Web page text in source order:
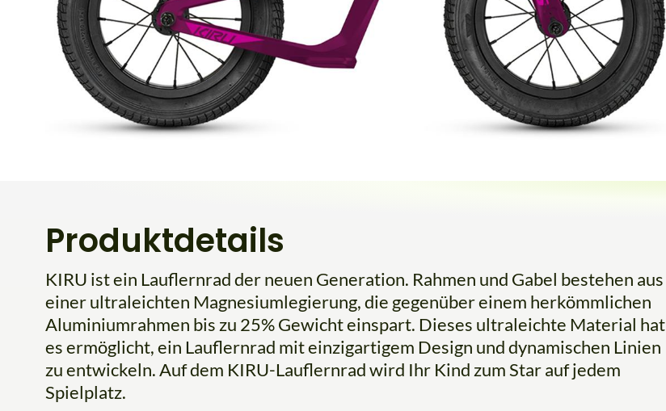
Produktdetails
KIRU ist ein Lauflernrad der neuen Generation. Rahmen und Gabel bestehen aus
einer ultraleichten Magnesiumlegierung, die gegenüber einem herkömmlichen
Aluminiumrahmen bis zu 25% Gewicht einspart. Dieses ultraleichte Material hat
es ermöglicht, ein Lauflernrad mit einzigartigem Design und dynamischen Linien
zu entwickeln. Auf dem KIRU-Lauflernrad wird Ihr Kind zum Star auf jedem
Spielplatz.